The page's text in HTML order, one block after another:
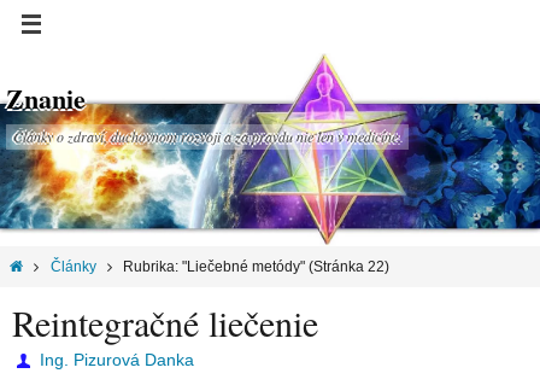
Znanie
Články o zdraví, duchovnom rozvoji a za pravdu nie len v medicíne.
Články Rubrika: "Liečebné metódy" (Stránka 22)
Reintegračné liečenie
Ing. Pizurová Danka